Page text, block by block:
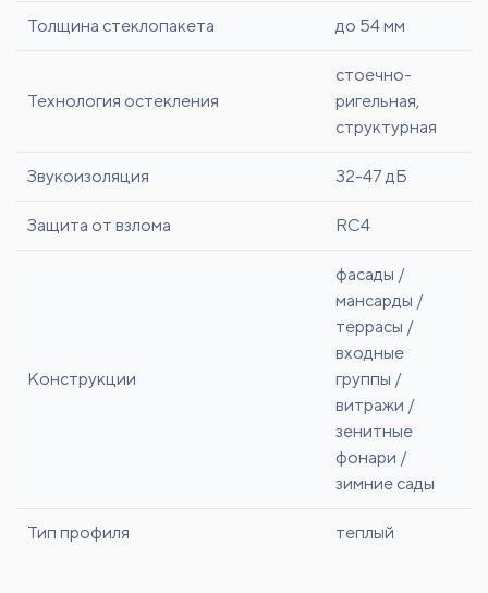
Толщина стеклопакета до 54 мм
Технология остекления
стоечно-
ригельная,
структурная
Звукоизоляция 32-47 дБ
Защита от взлома RC4
Конструкции
фасады /
мансарды /
террасы /
входные
группы /
витражи /
зенитные
фонари /
зимние сады
Тип профиля теплый